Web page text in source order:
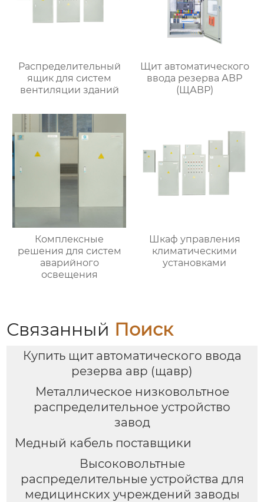
Распределительный
ящик для систем
вентиляции зданий
Щит автоматического
ввода резерва АВР
(ЩАВР)
Комплексные
решения для систем
аварийного
освещения
Шкаф управления
климатическими
установками
Связанный Поиск
Купить щит автоматического ввода
резерва авр (щавр)
Металлическое низковольтное
распределительное устройство
завод
Медный кабель поставщики
Высоковольтные
распределительные устройства для
медицинских учреждений заводы